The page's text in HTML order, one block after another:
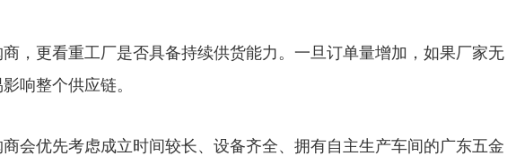
更看重工厂是否具备持续供货能力。一旦订单量增加，如果厂家无
响整个供应链。
优先考虑成立时间较长、设备齐全、拥有自主生产车间的广东五金